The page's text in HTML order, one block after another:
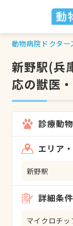
動物病院ドクター
新野駅(兵
応の獣医
診療動物
エリア
新野駅
詳細条件
マイクロチッ